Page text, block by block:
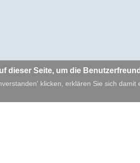
dieser Seite, um die
klicken, erklären Sie sich damit